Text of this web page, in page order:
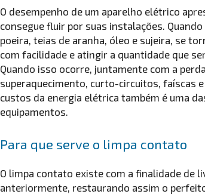
O desempenho de um aparelho elétrico
consegue fluir por suas instalações.
poeira, teias de aranha, óleo e sujeira, se
com facilidade e atingir a quantidade que
Quando isso ocorre, juntamente com a
superaquecimento, curto-circuitos, faíscas
custos da energia elétrica também é uma
equipamentos.
Para que serve o limpa contato
O limpa contato existe com a finalidade de
anteriormente, restaurando assim o